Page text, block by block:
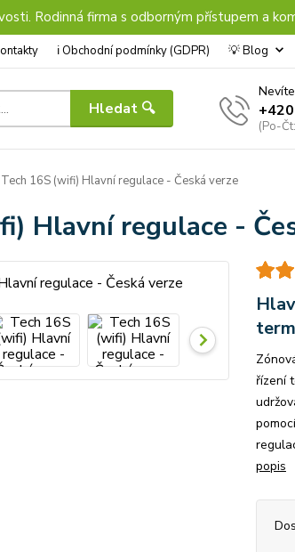
Rodinná firma s odborným přístupem a
ℹ︎ Obchodní podmínky (GDPR) 💡 Blog
Hledat 🔍
(Po-
Tech 16S (wifi) Hlavní regulace - Česká verze
Hlavní regulace -
řízení
popis